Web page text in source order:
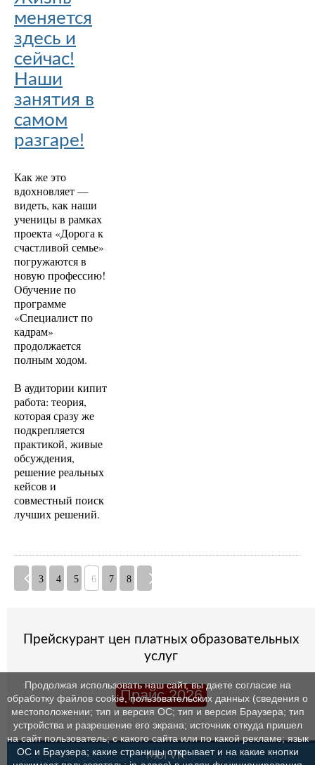
меняется
здесь и
сейчас!
Наши
занятия в
самом
разгаре!
Как же это
вдохновляет —
видеть, как наши
ученицы в рамках
проекта «Дорога к
счастливой семье»
погружаются в
новую профессию!
Обучение по
программе
«Специалист по
кадрам»
продолжается
полным ходом.
В аудитории кипит
работа: теория,
которая сразу же
подкрепляется
практикой, живые
обсуждения,
решение реальных
кейсов и
совместный поиск
лучших решений.
3 4 5 6 7 8
Прейскурант цен платных образовательных
услуг
Прайс 2026
МЫ VK
Продолжая использовать наш сайт, вы даете согласие на
обработку файлов cookie, пользовательских данных (сведения о
местоположении; тип и версия ОС; тип и версия Браузера; тип
устройства и разрешение его экрана; источник откуда пришел
на сайт пользователь; с какого сайта или по какой рекламе; язык
ОС и Браузера; какие страницы открывает и на какие кнопки